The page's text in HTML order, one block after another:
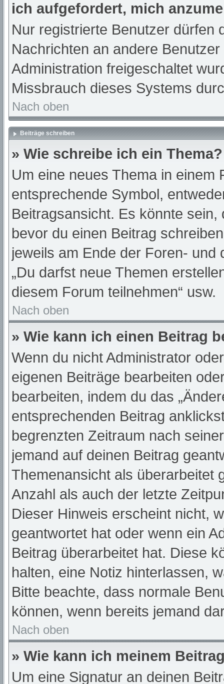
ich aufgefordert, mich
Nur registrierte Benutzer dürfen
Nachrichten an andere
Administration freigeschaltet
Missbrauch dieses Systems
Nach oben
Beiträge schreiben
» Wie schreibe ich ein Thema?
Um eine neues Thema in
entsprechende Symbol,
Beitragsansicht. Es könnte
bevor du einen Beitrag
jeweils am Ende der Foren-
„Du darfst neue Themen
diesem Forum teilnehmen“ usw.
Nach oben
» Wie kann ich einen Beitrag
Wenn du nicht Administrator
eigenen Beiträge bearbeiten
bearbeiten, indem du das
entsprechenden Beitrag
begrenzten Zeitraum nach
jemand auf deinen Beitrag
Themenansicht als überarbeitet
Anzahl als auch der letzte
Dieser Hinweis erscheint nicht,
geantwortet hat oder wenn ein
Beitrag überarbeitet hat. Diese
halten, eine Notiz hinterlassen,
Bitte beachte, dass normale
können, wenn bereits jemand
Nach oben
» Wie kann ich meinem
Um eine Signatur an deinen